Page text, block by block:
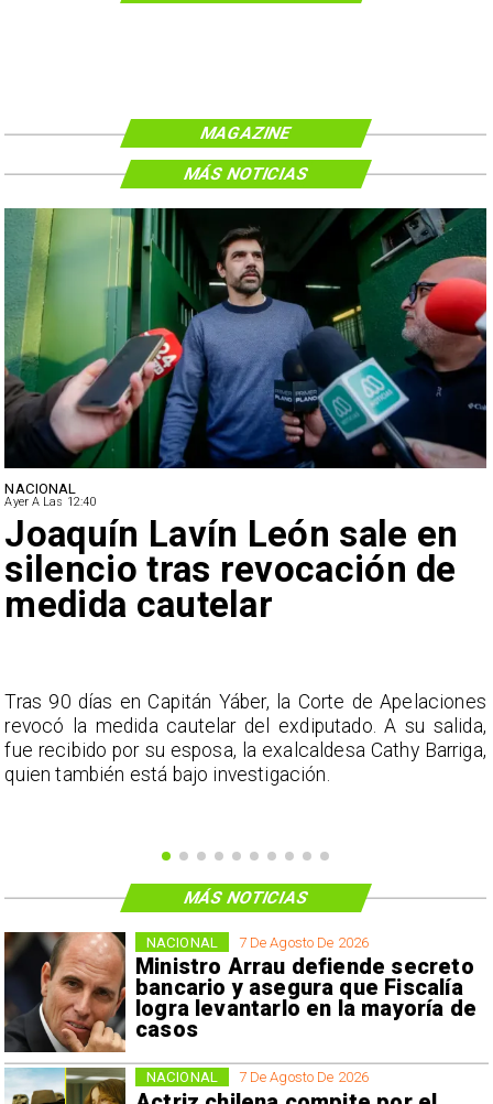
MAGAZINE
NACIONAL
Ayer A Las 12:40
Joaquín Lavín León sale en
silencio tras revocación de
medida cautelar
Tras 90 días en Capitán Yáber, la Corte de Apelaciones
revocó la medida cautelar del exdiputado. A su salida,
fue recibido por su esposa, la exalcaldesa Cathy Barriga,
quien también está bajo investigación.
MÁS NOTICIAS
7 De Agosto De 2026
Ministro Arrau defiende secreto
bancario y asegura que Fiscalía
logra levantarlo en la mayoría de
casos
NACIONAL
7 De Agosto De 2026
NACIONAL
MÁS NOTICIAS